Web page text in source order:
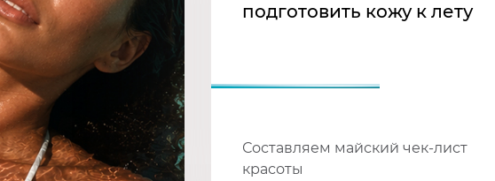
подготовить кожу к лету
Составляем майский чек-лист
красоты